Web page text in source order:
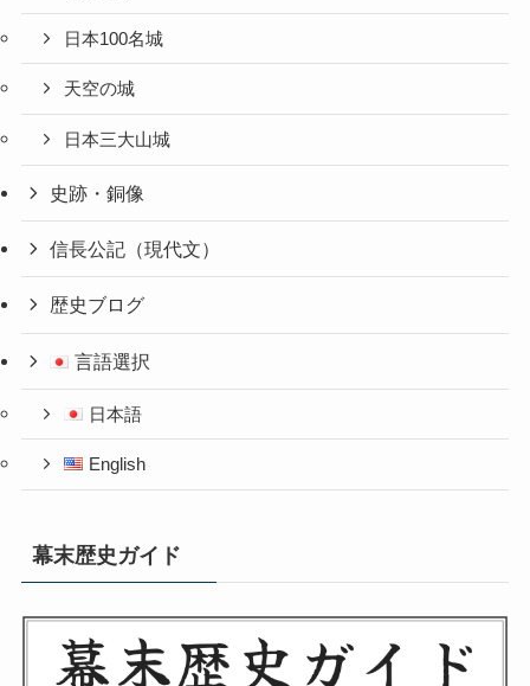
日本100名城
天空の城
日本三大山城
史跡・銅像
信長公記（現代文）
歴史ブログ
言語選択
日本語
English
幕末歴史ガイド